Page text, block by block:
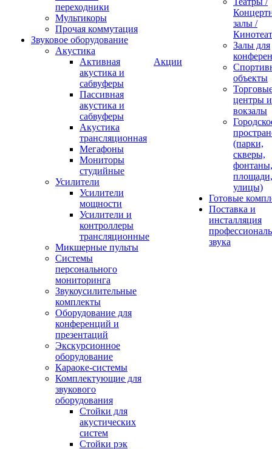
переходники
Мультикоры
Прочая коммутация
Звуковое оборудование
Акустика
Активная
акустика и
сабвуферы
Пассивная
акустика и
сабвуферы
Акустика
трансляционная
Мегафоны
Мониторы
студийные
Усилители
Усилители
мощности
Усилители и
контроллеры
трансляционные
Микшерные пульты
Системы
персонального
мониторинга
Звукоусилительные
комплекты
Оборудование для
конференций и
презентаций
Экскурсионное
оборудование
Караоке-системы
Комплектующие для
звукового
оборудования
Стойки для
акустических
систем
Стойки рэк
Акции
залы /
Залы для
объекты
центры и
вокзалы
(парки,
скверы,
фонтаны,
площади,
улицы)
Готовые
Поставка и
инсталляция
звука